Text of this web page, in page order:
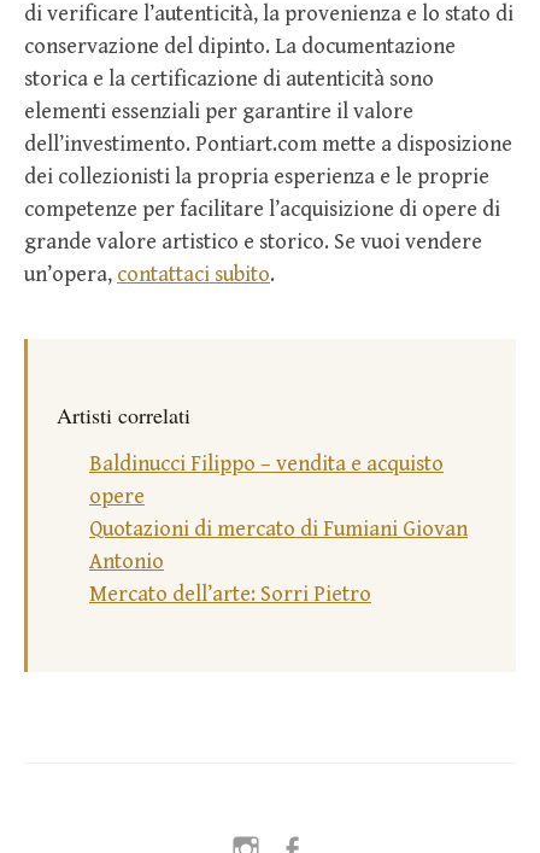
di verificare l’autenticità, la provenienza e lo stato di
conservazione del dipinto. La documentazione
storica e la certificazione di autenticità sono
elementi essenziali per garantire il valore
dell’investimento. Pontiart.com mette a disposizione
dei collezionisti la propria esperienza e le proprie
competenze per facilitare l’acquisizione di opere di
grande valore artistico e storico. Se vuoi vendere
un’opera, contattaci subito.
Artisti correlati
Baldinucci Filippo – vendita e acquisto
opere
Quotazioni di mercato di Fumiani Giovan
Antonio
Mercato dell’arte: Sorri Pietro
Instagram